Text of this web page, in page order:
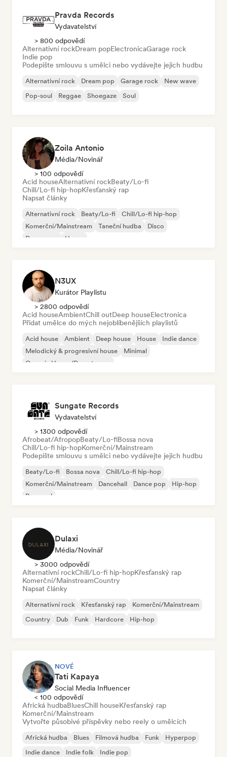
Pravda Records
Vydavatelství
> 800 odpovědí
Alternativní rockDream popElectronicaGarage rock
Indie pop
Podepište smlouvu s umělci nebo vydávejte jejich hudbu
Alternativní rock Dream pop Garage rock
New wave
Pop-soul
Reggae Shoegaze Soul
Zoila Antonio
Média/novinář
> 100 odpovědí
Acid houseAlternativní rockBeaty/Lo-fi
Chill/Lo-fi hip-hopKřesťanský rap
Napsat články
Alternativní rock Beaty/Lo-fi
Chill/Lo-fi hip-hop
Komerční/Mainstream
Taneční hudba
Disco
Dream pop
House
N3UX
Kurátor Playlistu
> 2800 odpovědí
Acid houseAmbientChill outDeep houseElectronica
Přidat umělce do mých nejoblíbenějších playlistů
Acid house Ambient Deep house House
Indie dance
Melodický & progresivní house
Minimal
Organic House/Downtempo
Sungate Records
Vydavatelství
> 1300 odpovědí
Afrobeat/AfropopBeaty/Lo-fiBossa nova
Chill/Lo-fi hip-hopKomerční/Mainstream
Podepište smlouvu s umělci nebo vydávejte jejich hudbu
Beaty/Lo-fi Bossa nova
Chill/Lo-fi hip-hop
Komerční/Mainstream
Dancehall Dance pop
Hip-hop
Pop-soul
Dulaxi
Média/novinář
> 3000 odpovědí
Alternativní rockChill/Lo-fi hip-hopKřesťanský rap
Komerční/MainstreamCountry
Napsat články
Alternativní rock Křesťanský rap
Komerční/Mainstream
Country
Dub Funk Hardcore Hip-hop
NOVÉ
Tati Kapaya
Social Media Influencer
< 100 odpovědí
Africká hudbaBluesChill houseKřesťanský rap
Komerční/Mainstream
Vytvořte působivé příspěvky nebo reely o umělcích
Africká hudba Blues Filmová hudba Funk
Hyperpop
Indie dance
Indie folk Indie pop